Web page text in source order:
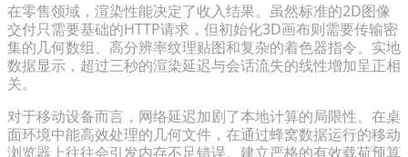
在零售领域，渲染性能决定了收入结果。虽然标准的2D图像
交付只需要基础的HTTP请求，但初始化3D画布则需要传输密
集的几何数组、高分辨率纹理贴图和复杂的着色器指令。实地
数据显示，超过三秒的渲染延迟与会话流失的线性增加呈正相
关。
对于移动设备而言，网络延迟加剧了本地计算的局限性。在桌
面环境中能高效处理的几何文件，在通过蜂窝数据运行的移动
浏览器上往往会引发内存不足错误。建立严格的有效载荷预算